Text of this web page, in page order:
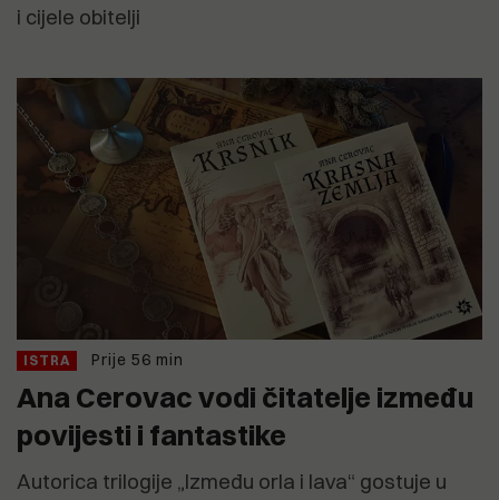
i cijele obitelji
ISTRA Prije 56 min
Ana Cerovac vodi čitatelje između
povijesti i fantastike
Autorica trilogije „Između orla i lava“ gostuje u